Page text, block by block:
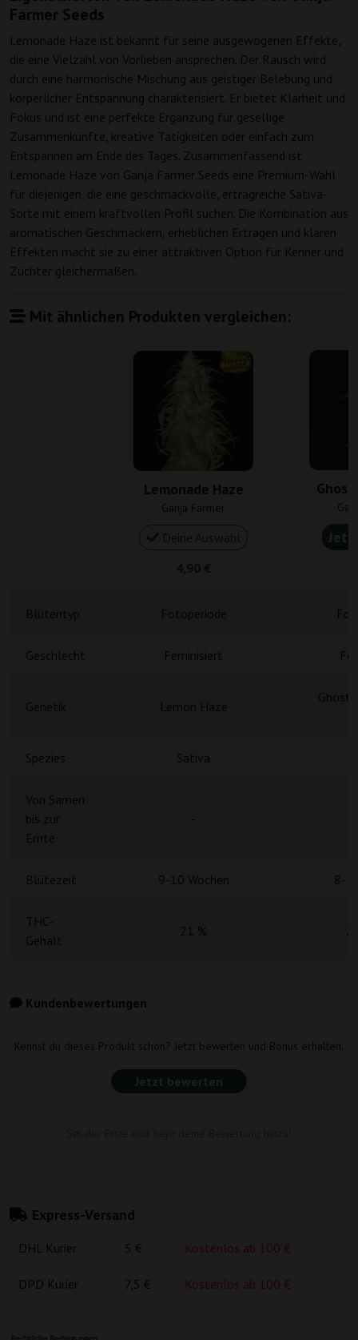
Farmer Seeds
Lemonade Haze ist bekannt für seine ausgewogenen Effekte,
die eine Vielzahl von Vorlieben ansprechen. Der Rausch wird
durch eine harmonische Mischung aus geistiger Belebung und
körperlicher Entspannung charakterisiert. Er bietet Klarheit und
Fokus und ist eine perfekte Ergänzung für gesellige
Zusammenkünfte, kreative Tätigkeiten oder einfach zum
Entspannen am Ende des Tages. Zusammenfassend ist
Lemonade Haze von Ganja Farmer Seeds eine Premium-Wahl
für diejenigen, die eine geschmackvolle, ertragreiche Sativa-
Sorte mit einem kraftvollen Profil suchen. Die Kombination aus
aromatischen Geschmäckern, erheblichen Erträgen und klaren
Effekten macht sie zu einer attraktiven Option für Kenner und
Züchter gleichermaßen.
Mit ähnlichen Produkten vergleichen:
Lemonade Haze
Ganja Farmer
Ghost
Geschlecht Feminisiert
Spezies Sativa
Blütezeit 9-10 Wochen 8-
Kundenbewertungen
Kennst du dieses Produkt schon? Jetzt bewerten und Bonus erhalten.
Jetzt bewerten
Express-Versand
DHL Kurier 5 € Kostenlos ab 100 €
DPD Kurier 7,5 € Kostenlos ab 100 €